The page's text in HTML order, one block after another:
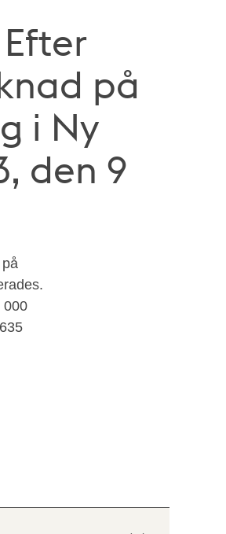
på
i Ny
den 9
000